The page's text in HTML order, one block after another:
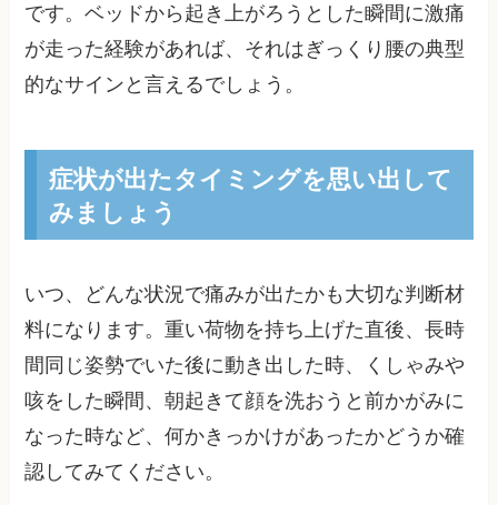
です。ベッドから起き上がろうとした瞬間に激痛
が走った経験があれば、それはぎっくり腰の典型
的なサインと言えるでしょう。
症状が出たタイミングを思い出して
みましょう
いつ、どんな状況で痛みが出たかも大切な判断材
料になります。重い荷物を持ち上げた直後、長時
間同じ姿勢でいた後に動き出した時、くしゃみや
咳をした瞬間、朝起きて顔を洗おうと前かがみに
なった時など、何かきっかけがあったかどうか確
認してみてください。